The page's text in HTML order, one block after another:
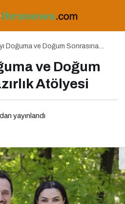
Doğuma ve Doğum Sonrasına
ve Doğum
Atölyesi
yayınlandı
İstinye Üniversitesi’nde
Kapsamında Konuşacak!